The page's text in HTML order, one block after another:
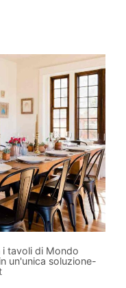
i tavoli di Mondo
un'unica soluzione-